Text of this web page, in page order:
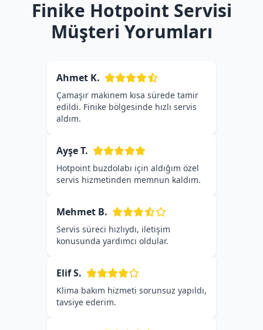
Finike Hotpoint Servisi
Müşteri Yorumları
Ahmet K.
Çamaşır makinem kısa sürede tamir
edildi. Finike bölgesinde hızlı servis
aldım.
Ayşe T.
Hotpoint buzdolabı için aldığım özel
servis hizmetinden memnun kaldım.
Mehmet B.
Servis süreci hızlıydı, iletişim
konusunda yardımcı oldular.
Elif S.
Klima bakım hizmeti sorunsuz yapıldı,
tavsiye ederim.